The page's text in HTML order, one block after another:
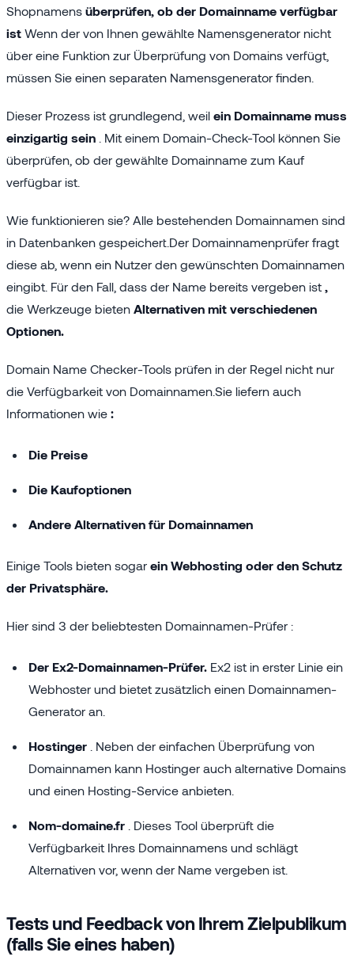
Shopnamens überprüfen, ob der Domainname verfügbar
ist Wenn der von Ihnen gewählte Namensgenerator nicht
über eine Funktion zur Überprüfung von Domains verfügt,
müssen Sie einen separaten Namensgenerator finden.
Dieser Prozess ist grundlegend, weil ein Domainname muss
einzigartig sein
. Mit einem Domain-Check-Tool können Sie
überprüfen, ob der gewählte Domainname zum Kauf
verfügbar ist.
Wie funktionieren sie? Alle bestehenden Domainnamen sind
in Datenbanken gespeichert.Der Domainnamenprüfer fragt
diese ab, wenn ein Nutzer den gewünschten Domainnamen
eingibt. Für den Fall, dass der Name bereits vergeben ist
die Werkzeuge bieten Alternativen mit verschiedenen
Optionen.
Domain Name Checker-Tools prüfen in der Regel nicht nur
die Verfügbarkeit von Domainnamen.Sie liefern auch
Informationen wie :
Die Preise
Die Kaufoptionen
Andere Alternativen für Domainnamen
Einige Tools bieten sogar ein Webhosting oder den Schutz
der Privatsphäre.
Hier sind 3 der beliebtesten Domainnamen-Prüfer :
Der Ex2-Domainnamen-Prüfer. Ex2 ist in erster Linie ein
Webhoster und bietet zusätzlich einen Domainnamen-
Generator an.
Hostinger
. Neben der einfachen Überprüfung von
Domainnamen kann Hostinger auch alternative Domains
und einen Hosting-Service anbieten.
Nom-domaine.fr
. Dieses Tool überprüft die
Verfügbarkeit Ihres Domainnamens und schlägt
Alternativen vor, wenn der Name vergeben ist.
Tests und Feedback von Ihrem Zielpublikum
(falls Sie eines haben)